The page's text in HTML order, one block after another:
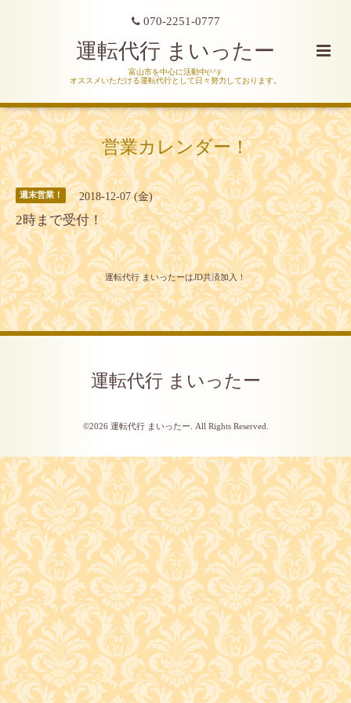
070-2251-0777
運転代行 まいったー
富山市を中心に活動中(^^)/
オススメいただける運転代行として日々努力しております。
営業カレンダー！
週末営業！ 2018-12-07 (金)
2時まで受付！
運転代行 まいったーはJD共済加入！
運転代行 まいったー
©2026 運転代行 まいったー . All Rights Reserved.